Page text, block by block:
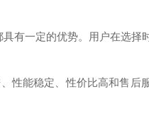
有一定的优势。用户在选择
性能稳定、性价比高和售后